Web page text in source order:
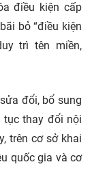
điều kiện cấp
bỏ “điều kiện
trì tên miền,
đổi, bổ sung
tục thay đổi nội
trên cơ sở khai
quốc gia và cơ